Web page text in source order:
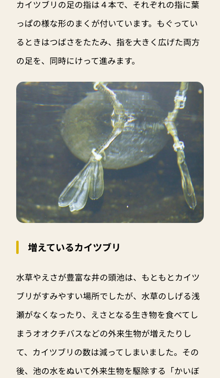
カイツブリの足の指は４本で、それぞれの指に葉
っぱの様な形のまくが付いています。もぐってい
るときはつばさをたたみ、指を大きく広げた両方
の足を、同時にけって進みます。
増えているカイツブリ
水草やえさが豊富な井の頭池は、もともとカイツ
ブリがすみやすい場所でしたが、水草のしげる浅
瀬がなくなったり、えさとなる生き物を食べてし
まうオオクチバスなどの外来生物が増えたりし
て、カイツブリの数は減ってしまいました。その
後、池の水をぬいて外来生物を駆除する「かいぼ